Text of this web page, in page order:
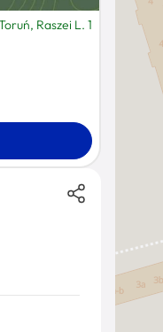
Raszei L. 1